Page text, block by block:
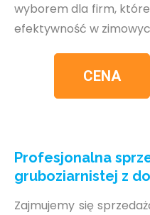
wyborem dla firm,
efektywność w
CENA
Profesjonalna
gruboziarnistej z
Zajmujemy się